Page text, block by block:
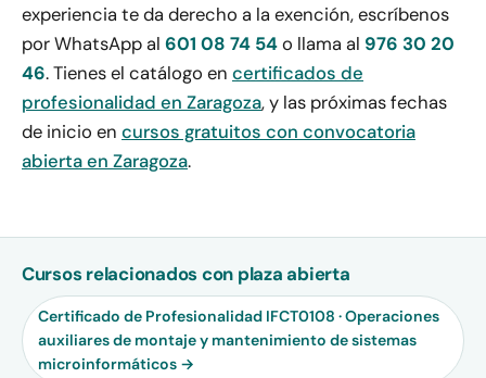
experiencia te da derecho a la exención, escríbenos
por WhatsApp al 601 08 74 54o llama al 976 30 20
46. Tienes el catálogo en certificados de
profesionalidad en Zaragoza, y las próximas fechas
de inicio en cursos gratuitos con convocatoria
abierta en Zaragoza.
Cursos relacionados con plaza abierta
Certificado de Profesionalidad IFCT0108 · Operaciones
auxiliares de montaje y mantenimiento de sistemas
microinformáticos →